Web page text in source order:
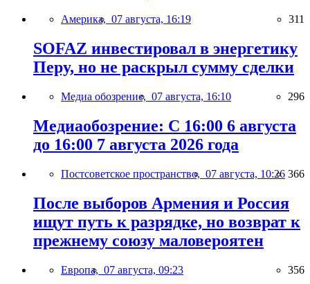
Америка, 07 августа, 16:19 311
SOFAZ инвестировал в энергетику
Перу, но не раскрыл сумму сделки
Медиа обозрение, 07 августа, 16:10 296
Медиаобозрение: С 16:00 6 августа
до 16:00 7 августа 2026 года
Постсоветское пространство, 07 августа, 10:26 366
После выборов Армения и Россия
ищут путь к разрядке, но возврат к
прежнему союзу маловероятен
Европа, 07 августа, 09:23 356